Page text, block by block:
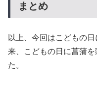
まとめ
以上、今回はこどもの
来、こどもの日に菖蒲
た。